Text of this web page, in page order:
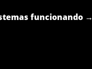
funcionando →